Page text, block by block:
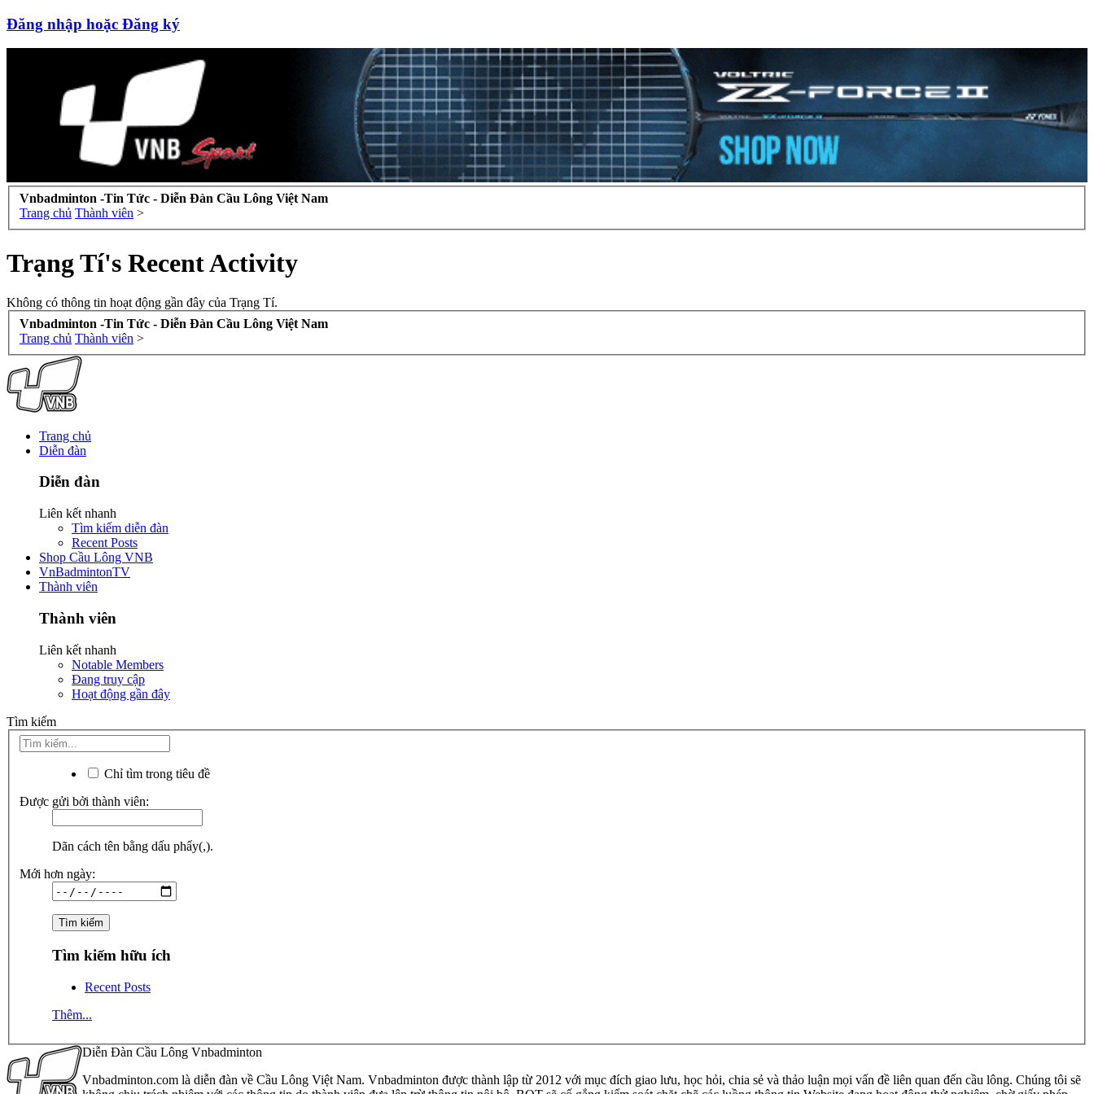
Đăng nhập hoặc Đăng ký
Vnbadminton -Tin Tức - Diễn Đàn Cầu Lông Việt Nam
Trang chủ Thành viên >
Trạng Tí's Recent Activity
Không có thông tin hoạt động gần đây của Trạng Tí.
Vnbadminton -Tin Tức - Diễn Đàn Cầu Lông Việt Nam
Trang chủ Thành viên >
Trang chủ
Diễn đàn
Diễn đàn
Liên kết nhanh
Tìm kiếm diễn đàn
Recent Posts
Shop Cầu Lông VNB
VnBadmintonTV
Thành viên
Thành viên
Liên kết nhanh
Notable Members
Đang truy cập
Hoạt động gần đây
Tìm kiếm
Chỉ tìm trong tiêu đề
Được gửi bởi thành viên:
Dãn cách tên bằng dấu phẩy(,).
Mới hơn ngày:
Tìm kiếm hữu ích
Recent Posts
Thêm...
Diễn Đàn Cầu Lông Vnbadminton
Vnbadminton.com là diễn đàn về Cầu Lông Việt Nam. Vnbadminton được thành lập từ 2012 với mục đích giao lưu, học hỏi, chia sẻ và thảo luận mọi vấn đề liên quan đến cầu lông. Chúng tôi sẽ